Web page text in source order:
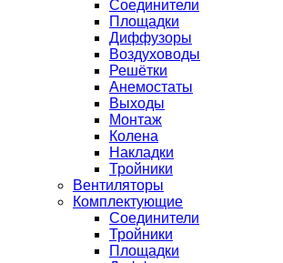
Соединители
Площадки
Диффузоры
Воздуховоды
Решётки
Анемостаты
Выходы
Монтаж
Колена
Накладки
Тройники
Вентиляторы
Комплектующие
Соединители
Тройники
Площадки